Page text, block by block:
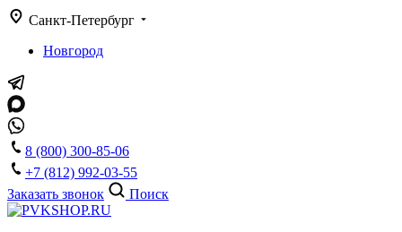
Санкт-Петербург
Новгород
8 (800) 300-85-06
+7 (812) 992-03-55
Заказать звонок
Поиск